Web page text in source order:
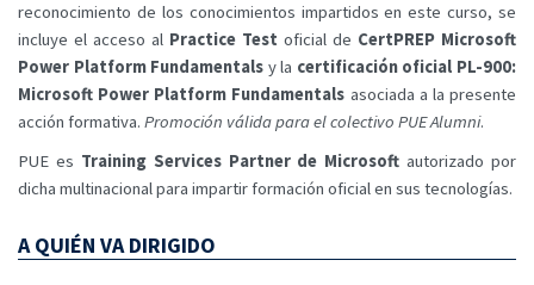
reconocimiento de los conocimientos impartidos en este curso, se
incluye el acceso al Practice Test oficial de CertPREP Microsoft
Power Platform Fundamentals y la certificación oficial PL-900:
Microsoft Power Platform Fundamentals asociada a la presente
acción formativa. Promoción válida para el colectivo PUE Alumni.
PUE es Training Services Partner de Microsoft autorizado por
dicha multinacional para impartir formación oficial en sus tecnologías.
A QUIÉN VA DIRIGIDO